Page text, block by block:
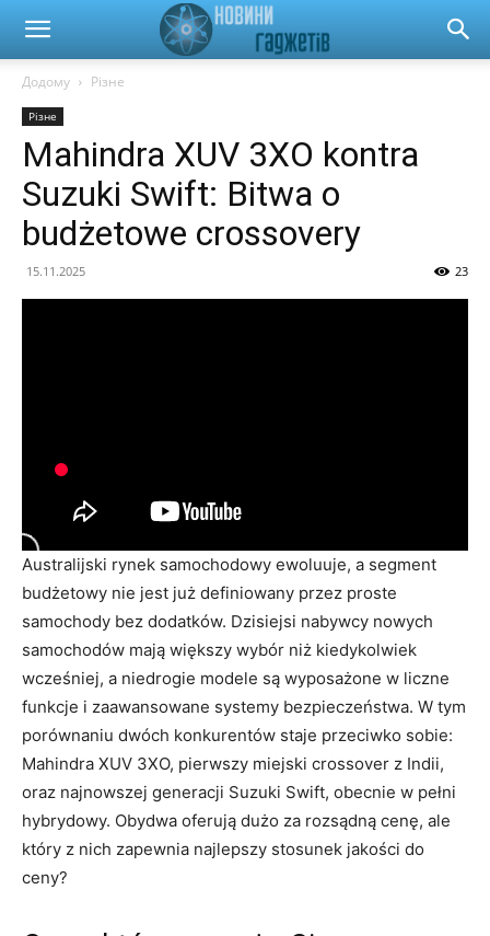
Новини
гаджетів
автомобілів
Додому Різне
Різне
Mahindra XUV 3XO kontra
Suzuki Swift: Bitwa o
budżetowe crossovery
15.11.2025 23
Australijski rynek samochodowy ewoluuje, a segment
budżetowy nie jest już definiowany przez proste
samochody bez dodatków. Dzisiejsi nabywcy nowych
samochodów mają większy wybór niż kiedykolwiek
wcześniej, a niedrogie modele są wyposażone w liczne
funkcje i zaawansowane systemy bezpieczeństwa. W tym
porównaniu dwóch konkurentów staje przeciwko sobie:
Mahindra XUV 3XO, pierwszy miejski crossover z Indii,
oraz najnowszej generacji Suzuki Swift, obecnie w pełni
hybrydowy. Obydwa oferują dużo za rozsądną cenę, ale
który z nich zapewnia najlepszy stosunek jakości do
ceny?